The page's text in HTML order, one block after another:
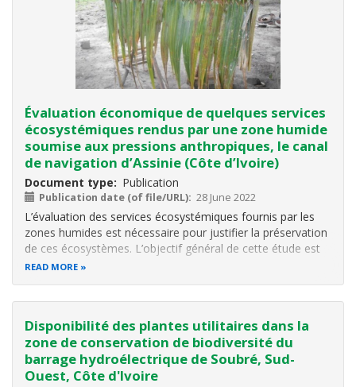
Évaluation économique de quelques services
écosystémiques rendus par une zone humide
soumise aux pressions anthropiques, le canal
de navigation d’Assinie (Côte d’Ivoire)
Document type Publication
Publication date (of file/URL) 28 June 2022
L’évaluation des services écosystémiques fournis par les
zones humides est nécessaire pour justifier la préservation
de ces écosystèmes. L’objectif général de cette étude est
d’analyser l’importance socio-économique du canal
READ MORE
Disponibilité des plantes utilitaires dans la
zone de conservation de biodiversité du
barrage hydroélectrique de Soubré, Sud-
Ouest, Côte d'Ivoire